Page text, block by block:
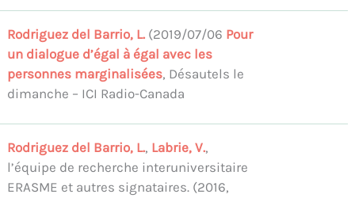
Rodriguez del Barrio, L. (2019/07/06 Pour
un dialogue d’égal à égal avec les
personnes marginalisées, Désautels le
dimanche – ICI Radio-Canada
Rodriguez del Barrio, L., Labrie, V.,
l’équipe de recherche interuniversitaire
ERASME et autres signataires. (2016,